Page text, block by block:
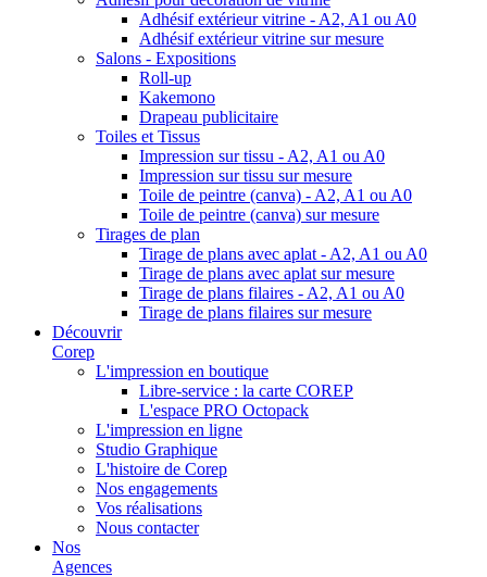
Adhésif extérieur vitrine - A2, A1 ou A0
Adhésif extérieur vitrine sur mesure
Salons - Expositions
Roll-up
Kakemono
Drapeau publicitaire
Toiles et Tissus
Impression sur tissu - A2, A1 ou A0
Impression sur tissu sur mesure
Toile de peintre (canva) - A2, A1 ou A0
Toile de peintre (canva) sur mesure
Tirages de plan
Tirage de plans avec aplat - A2, A1 ou A0
Tirage de plans avec aplat sur mesure
Tirage de plans filaires - A2, A1 ou A0
Tirage de plans filaires sur mesure
Découvrir
Corep
L'impression en boutique
Libre-service : la carte COREP
L'espace PRO Octopack
L'impression en ligne
Studio Graphique
L'histoire de Corep
Nos engagements
Vos réalisations
Nous contacter
Nos
Agences